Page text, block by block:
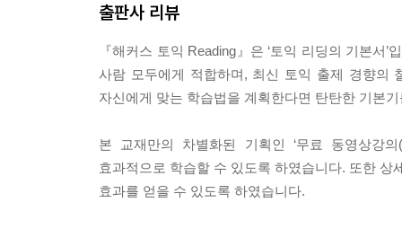
출판사 리뷰
『해커스 토익 Reading』은 ‘토익 리딩의 기본서
사람 모두에게 적합하며, 최신 토익 출제 경향의
자신에게 맞는 학습법을 계획한다면 탄탄한 기본
본 교재만의 차별화된 기획인 ‘무료 동영상강
효과적으로 학습할 수 있도록 하였습니다. 또한
효과를 얻을 수 있도록 하였습니다.